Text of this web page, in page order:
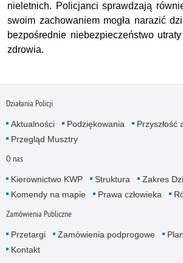
nieletnich. Policjanci sprawdzają
swoim zachowaniem mogła narazić
bezpośrednie niebezpieczeństwo
zdrowia.
Działania Policji
Aktualności Podziękowania
Przyszłość
Przegląd Musztry
O nas
Kierownictwo KWP Struktura Zakres
Komendy na mapie
Prawa człowieka
Zamówienia Publiczne
Przetargi Zamówienia podprogowe
Kontakt